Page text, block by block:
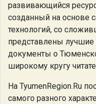
развивающийся
созданный на основе
технологий, со
представлены
документы о
широкому кругу
На TyumenRegion.Ru
самого разного